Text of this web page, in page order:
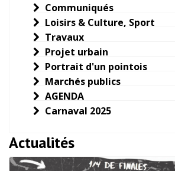
Communiqués
Loisirs & Culture, Sport
Travaux
Projet urbain
Portrait d'un pointois
Marchés publics
AGENDA
Carnaval 2025
Actualités